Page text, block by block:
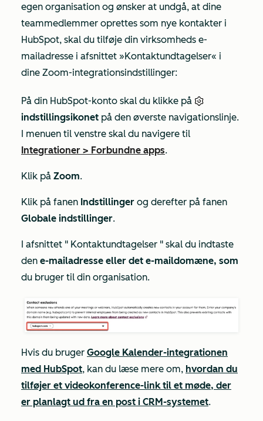
egen organisation og ønsker at undgå, at dine
teammedlemmer oprettes som nye kontakter i
HubSpot, skal du tilføje din virksomheds e-
mailadresse i afsnittet »Kontaktundtagelser« i
dine Zoom-integrationsindstillinger:
På din HubSpot-konto skal du klikke på
indstillingsikonet på den øverste navigationslinje.
I menuen til venstre skal du navigere til
Integrationer > Forbundne apps.
Klik på Zoom.
Klik på fanen Indstillinger og derefter på fanen
Globale indstillinger.
I afsnittet " Kontaktundtagelser " skal du indtaste
den e-mailadresse eller det e-maildomæne, som
du bruger til din organisation.
Hvis du bruger Google Kalender-integrationen
med HubSpot, kan du læse mere om, hvordan du
tilføjer et videokonference-link til et møde, der
er planlagt ud fra en post i CRM-systemet.